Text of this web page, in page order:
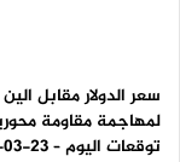
سعر الدولار مقابل
لمهاجمة مقاومة
توقعات اليوم – 23-03-2026